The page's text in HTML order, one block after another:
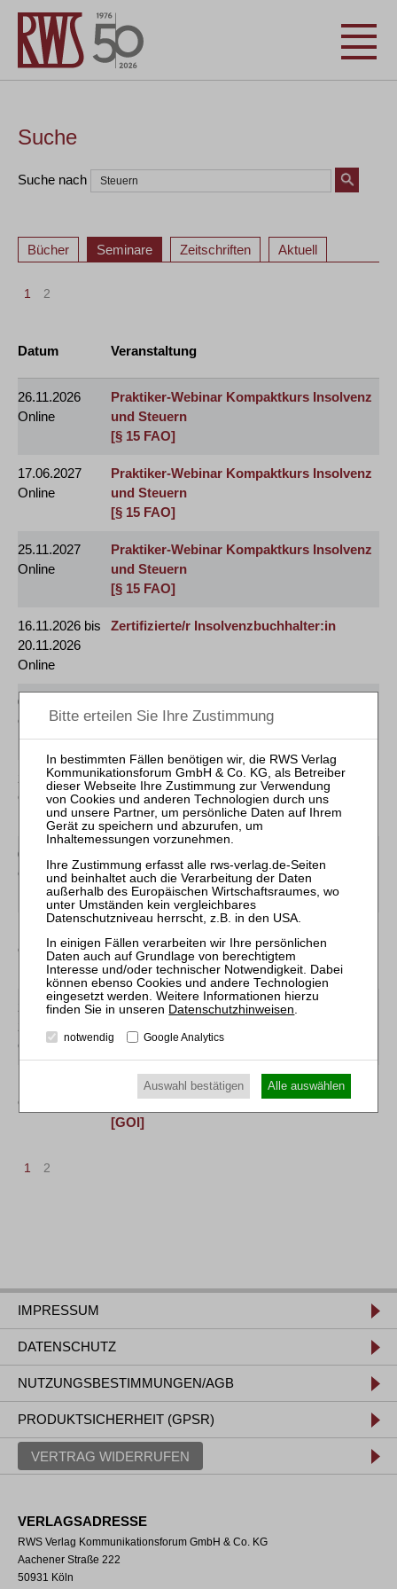
Suche
Suche nach
Bücher Seminare Zeitschriften Aktuell
1 2
Datum Veranstaltung
26.11.2026
Online
Praktiker-Webinar Kompaktkurs Insolvenz
und Steuern
[§ 15 FAO]
17.06.2027
Online
Praktiker-Webinar Kompaktkurs Insolvenz
und Steuern
[§ 15 FAO]
25.11.2027
Online
Praktiker-Webinar Kompaktkurs Insolvenz
und Steuern
[§ 15 FAO]
16.11.2026 bis
20.11.2026
Online
Zertifizierte/r Insolvenzbuchhalter:in
03.09.2026
Online
Insolvenz
[GOI]
25.11.2026
Online
Mitarbeiter-Webinar
Unternehmensinsolvenzen
[GOI]
01.09.2027
Online
Insolvenz
[GOI]
Online
Insolvenz
[GOI]
20.10.2026 bis
Online
Zertifizierte/r Sachbearbeiter:in
Restschuldbefreiung
Online
Mitarbeiter-Webinar Steuerrecht in der
Insolvenz
[GOI]
1 2
IMPRESSUM
DATENSCHUTZ
NUTZUNGSBESTIMMUNGEN/AGB
PRODUKTSICHERHEIT (GPSR)
VERTRAG WIDERRUFEN
VERLAGSADRESSE
RWS Verlag Kommunikationsforum GmbH & Co. KG
Aachener Straße 222
50931 Köln
Datenschutzhinweisen.
notwendig Google Analytics
Auswahl bestätigen Alle auswählen